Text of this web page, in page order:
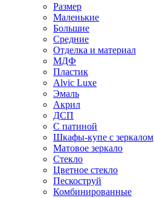
Размер
Маленькие
Большие
Средние
Отделка и материал
МДФ
Пластик
Alvic Luxe
Эмаль
Акрил
ДСП
С патиной
Шкафы-купе с зеркалом
Матовое зеркало
Стекло
Цветное стекло
Пескоструй
Комбинированные